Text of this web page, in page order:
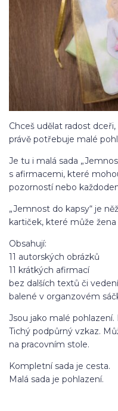
Chceš udělat radost
právě potřebuje malé
Je tu i malá sada
s afirmacemi, které
pozorností nebo
„Jemnost do kapsy“ je
kartiček, které může
Obsahují:
11 autorských obrázků
11 krátkých afirmací
bez dalších textů či vedení
balené v organzovém
Jsou jako malé
Tichý podpůrný vzkaz.
na pracovním stole.
Kompletní sada je cesta.
Malá sada je pohlazení.